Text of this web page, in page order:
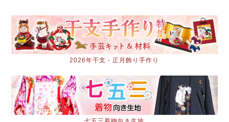
2026年干支・正月飾り手作り